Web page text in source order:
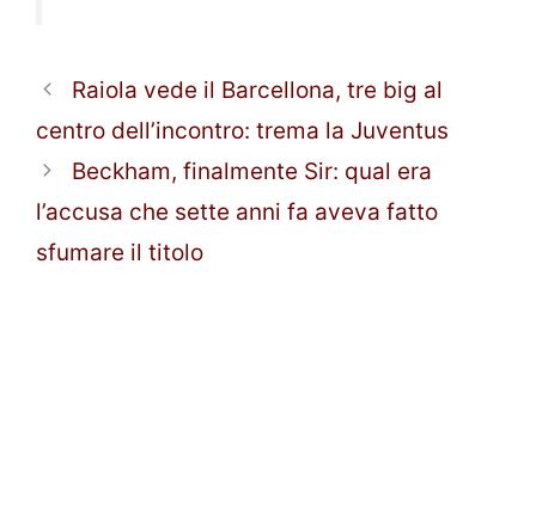
Raiola vede il Barcellona, tre big al
centro dell’incontro: trema la Juventus
Beckham, finalmente Sir: qual era
l’accusa che sette anni fa aveva fatto
sfumare il titolo